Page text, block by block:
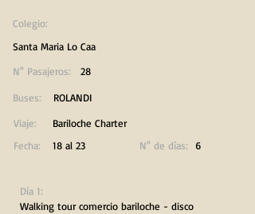
Colegio:
Santa Maria Lo Caa
N° Pasajeros:
28
Buses:
ROLANDI
Viaje:
Bariloche Charter
Fecha:
18 al 23 N° de días: 6
Día 1:
Walking tour comercio bariloche - disco